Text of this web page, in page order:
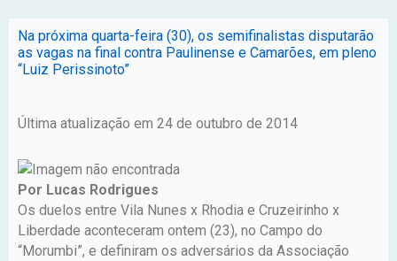
Na próxima quarta-feira (30), os semifinalistas disputarão
as vagas na final contra Paulinense e Camarões, em pleno
“Luiz Perissinoto”
Última atualização em 24 de outubro de 2014
Por Lucas Rodrigues
Os duelos entre Vila Nunes x Rhodia e Cruzeirinho x
Liberdade aconteceram ontem (23), no Campo do
“Morumbi”, e definiram os adversários da Associação